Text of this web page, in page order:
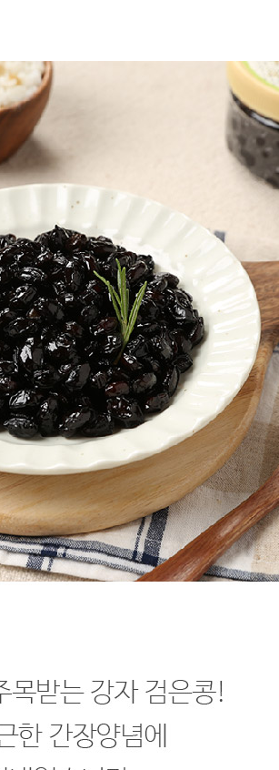
프 하세요!